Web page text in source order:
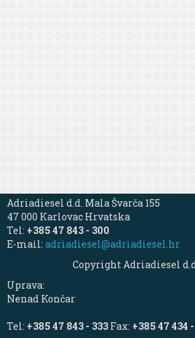
Adriadiesel d.d. Mala Švarča 155
47 000 Karlovac Hrvatska
Tel: +385 47 843 - 300
E-mail: adriadiesel@adriadiesel.hr
Copyright Adriadiesel
Uprava:
Nenad Končar
Tel: +385 47 843 - 333 Fax: +385 47 434